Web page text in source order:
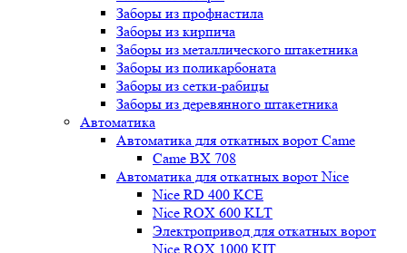
Заборы из профнастила
Заборы из кирпича
Заборы из металлического штакетника
Заборы из поликарбоната
Заборы из сетки-рабицы
Заборы из деревянного штакетника
Автоматика
Автоматика для откатных ворот Came
Came BX 708
Автоматика для откатных ворот Nice
Nice RD 400 KCE
Nice ROX 600 KLT
Электропривод для откатных ворот
Nice ROX 1000 KIT